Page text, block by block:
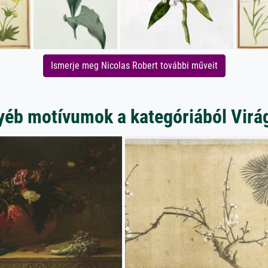
Ismerje meg Nicolas Robert további műveit
motívumok a kategóriából